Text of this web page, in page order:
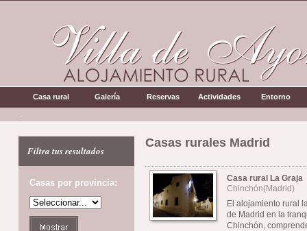
Casa rural Galería Reservas Actividades Entorno
.
Filtra tus resultados
Casas por provincia:
Casas rurales Madrid
Casa rural La Graja
Chinchón(Madrid)
El alojamiento rural
de Madrid en la
Chinchón,